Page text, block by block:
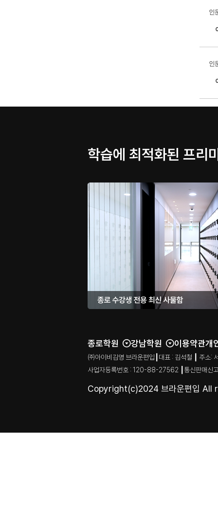
인
인
학습에 최적화된 프리
종로학원 강남학원 이용약관개
㈜아이비김영 브라운편입┃대표 : 김석철 ┃ 주
사업자등록번호 : 120-88-27562 ┃통신판매신
Copyright(c)2024 브라운편입